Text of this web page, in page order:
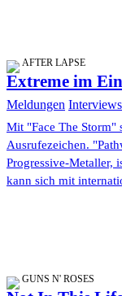
AFTER LAPSE
Extreme im
Meldungen
Mit "Face The Storm"
Ausrufezeichen.
Progressive-Metaller,
kann sich mit
GUNS N' ROSES